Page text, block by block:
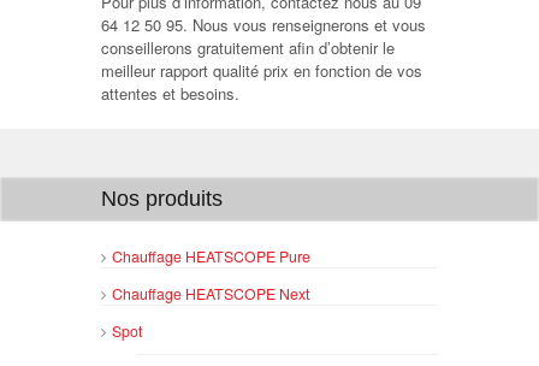
64 12 50 95. Nous vous renseignerons et vous
conseillerons gratuitement afin d’obtenir le
meilleur rapport qualité prix en fonction de vos
attentes et besoins.
Nos produits
Chauffage HEATSCOPE Pure
Chauffage HEATSCOPE Next
Spot